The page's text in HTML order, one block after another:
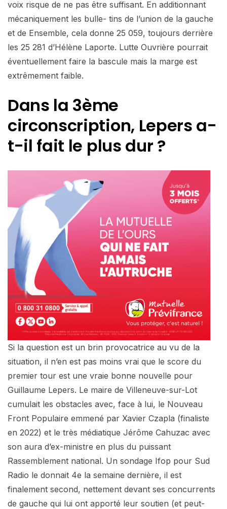
voix risque de ne pas être suffisant. En additionnant
mécaniquement les bulle- tins de l’union de la gauche
et de Ensemble, cela donne 25 059, toujours derrière
les 25 281 d’Hélène Laporte. Lutte Ouvrière pourrait
éventuellement faire la bascule mais la marge est
extrêmement faible.
Dans la 3ème
circonscription, Lepers a-
t-il fait le plus dur ?
Si la question est un brin provocatrice au vu de la
situation, il n’en est pas moins vrai que le score du
premier tour est une vraie bonne nouvelle pour
Guillaume Lepers. Le maire de Villeneuve-sur-Lot
cumulait les obstacles avec, face à lui, le Nouveau
Front Populaire emmené par Xavier Czapla (finaliste
en 2022) et le très médiatique Jérôme Cahuzac avec
son aura d’ex-ministre en plus du puissant
Rassemblement national. Un sondage Ifop pour Sud
Radio le donnait 4e la semaine dernière, il est
finalement second, nettement devant ses concurrents
de gauche qui lui ont apporté leur soutien (et peut-